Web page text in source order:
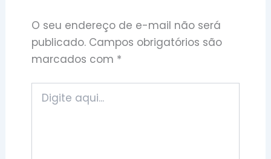
O seu endereço de e-mail não será
publicado. Campos obrigatórios são
marcados com *
aqui...